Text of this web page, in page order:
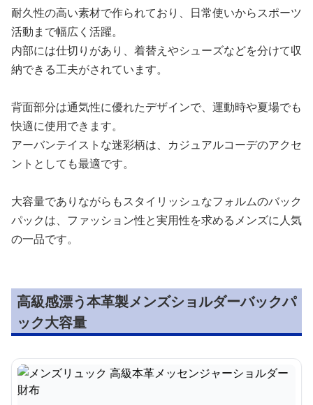
耐久性の高い素材で作られており、日常使いからスポーツ
活動まで幅広く活躍。
内部には仕切りがあり、着替えやシューズなどを分けて収
納できる工夫がされています。
背面部分は通気性に優れたデザインで、運動時や夏場でも
快適に使用できます。
アーバンテイストな迷彩柄は、カジュアルコーデのアクセ
ントとしても最適です。
大容量でありながらもスタイリッシュなフォルムのバック
パックは、ファッション性と実用性を求めるメンズに人気
の一品です。
高級感漂う本革製メンズショルダーバックパ
ック大容量